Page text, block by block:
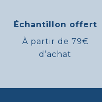
Échantillon offert
À partir de 79€
d’achat